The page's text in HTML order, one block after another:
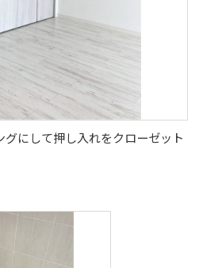
にして押し入れをクローゼット